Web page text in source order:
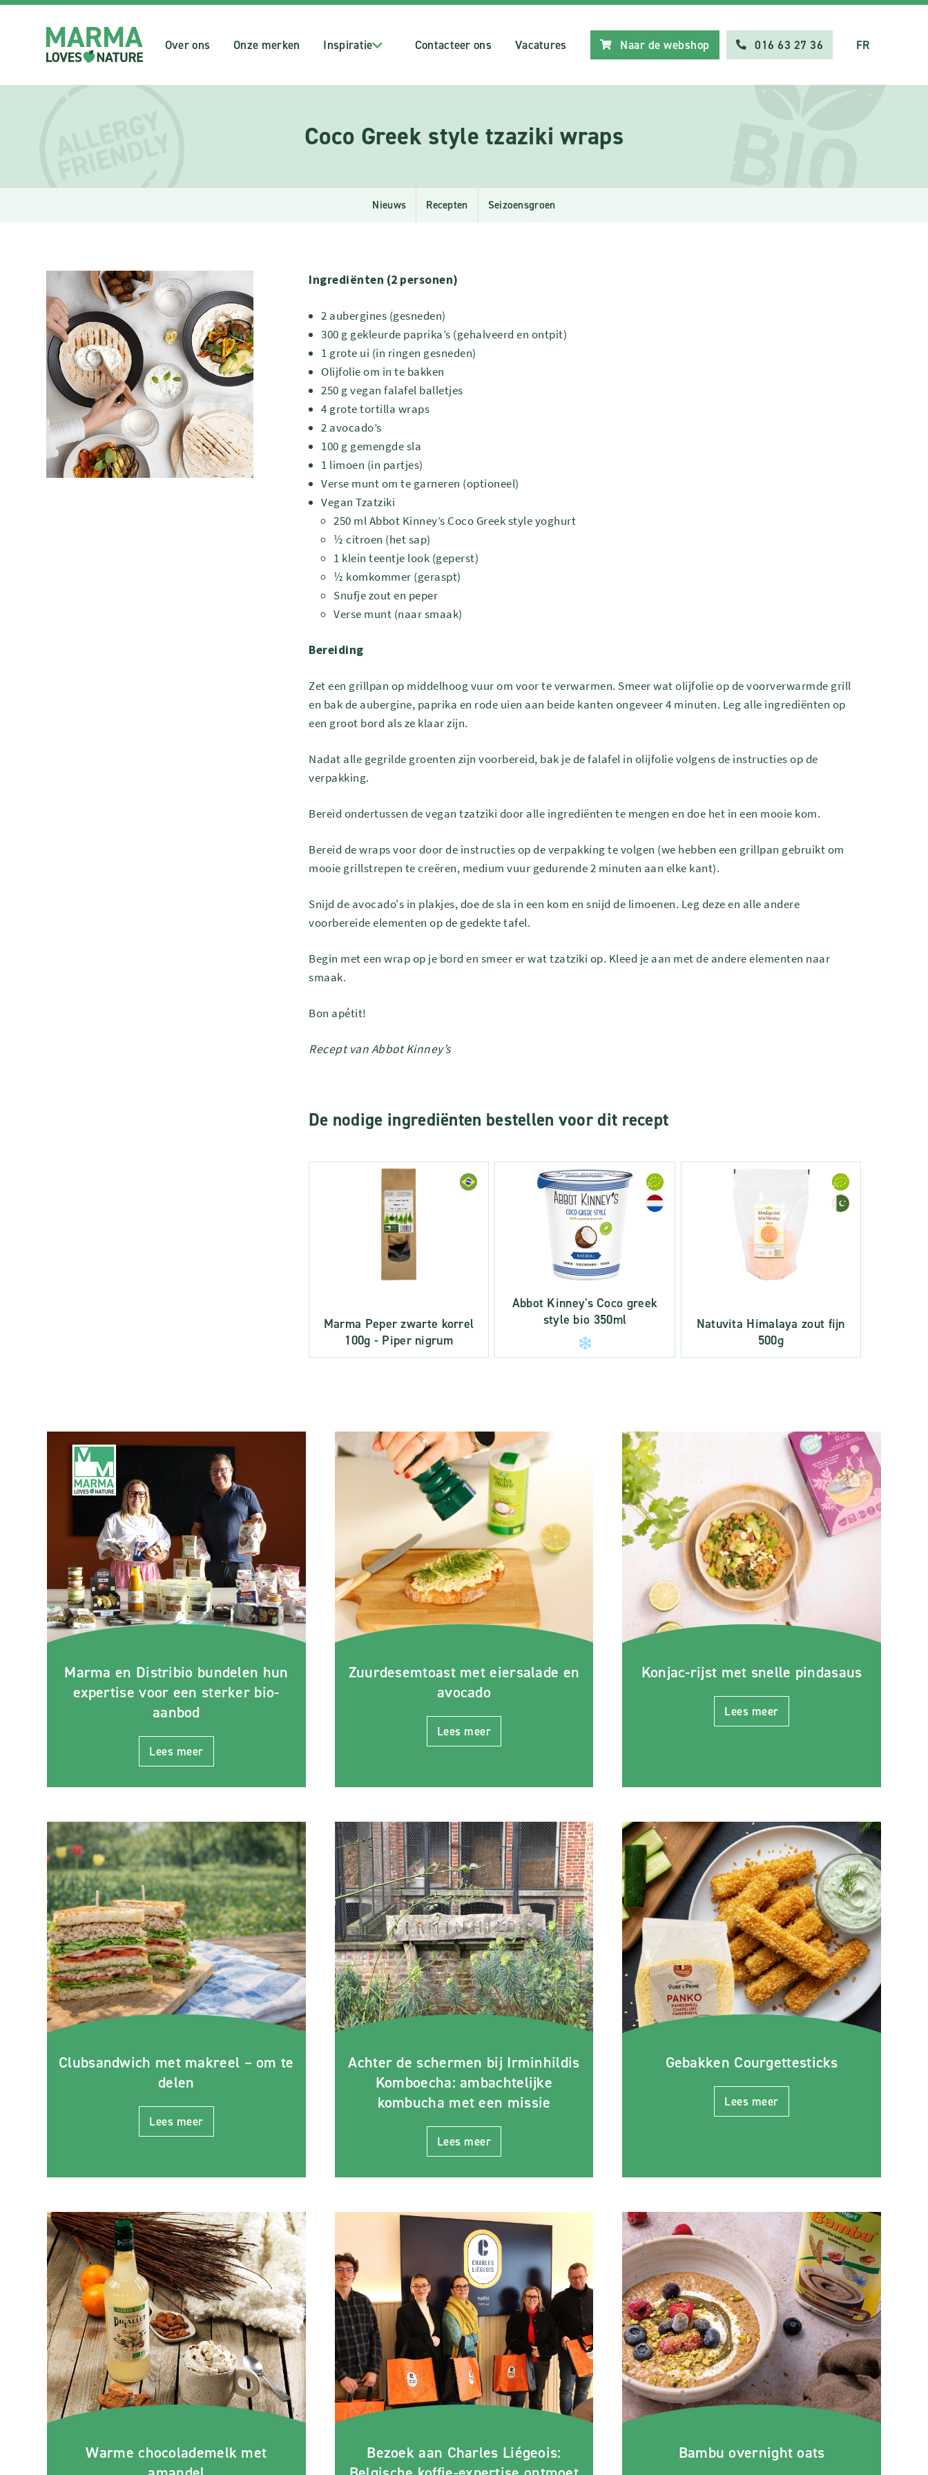
Over ons Onze merken Inspiratie Contacteer ons Vacatures Naar de webshop 016 63 27 36 FR
Coco Greek style tzaziki wraps
Nieuws Recepten Seizoensgroen
Ingrediënten (2 personen)
2 aubergines (gesneden)
300 g gekleurde paprika’s (gehalveerd en ontpit)
1 grote ui (in ringen gesneden)
Olijfolie om in te bakken
250 g vegan falafel balletjes
4 grote tortilla wraps
2 avocado’s
100 g gemengde sla
1 limoen (in partjes)
Verse munt om te garneren (optioneel)
Vegan Tzatziki
250 ml Abbot Kinney’s Coco Greek style yoghurt
½ citroen (het sap)
1 klein teentje look (geperst)
½ komkommer (geraspt)
Snufje zout en peper
Verse munt (naar smaak)
Bereiding
Zet een grillpan op middelhoog vuur om voor te verwarmen. Smeer wat olijfolie op de voorverwarmde grill
en bak de aubergine, paprika en rode uien aan beide kanten ongeveer 4 minuten. Leg alle ingrediënten op
een groot bord als ze klaar zijn.
Nadat alle gegrilde groenten zijn voorbereid, bak je de falafel in olijfolie volgens de instructies op de
verpakking.
Bereid ondertussen de vegan tzatziki door alle ingrediënten te mengen en doe het in een mooie kom.
Bereid de wraps voor door de instructies op de verpakking te volgen (we hebben een grillpan gebruikt om
mooie grillstrepen te creëren, medium vuur gedurende 2 minuten aan elke kant).
Snijd de avocado's in plakjes, doe de sla in een kom en snijd de limoenen. Leg deze en alle andere
voorbereide elementen op de gedekte tafel.
Begin met een wrap op je bord en smeer er wat tzatziki op. Kleed je aan met de andere elementen naar
smaak.
Bon apétit!
Recept van Abbot Kinney’s
De nodige ingrediënten bestellen voor dit recept
Marma Peper zwarte korrel
100g - Piper nigrum
Abbot Kinney's Coco greek
style bio 350ml
Natuvita Himalaya zout fijn
500g
Marma en Distribio bundelen hun
expertise voor een sterker bio-
aanbod
Lees meer
Zuurdesemtoast met eiersalade en
avocado
Lees meer
Konjac-rijst met snelle pindasaus
Lees meer
Clubsandwich met makreel – om te
delen
Lees meer
Achter de schermen bij Irminhildis
Komboecha: ambachtelijke
kombucha met een missie
Lees meer
Gebakken Courgettesticks
Lees meer
Warme chocolademelk met
Bezoek aan Charles Liégeois:
Bambu overnight oats